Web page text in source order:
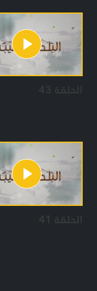
الحلقة 43
الحلقة 41